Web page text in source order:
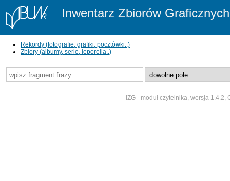
Inwentarz Zbiorów
Rekordy (fotografie, grafiki, pocztówki..)
Zbiory (albumy, serie, leporella..)
IZG - moduł czytelnika, wersja